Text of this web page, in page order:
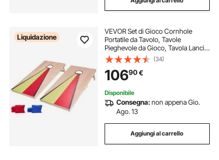
Liquidazione
VEVOR Set di Gioco Cornhole
Portatile da Tavolo, Tavole
Pieghevole da Gioco, Tavola Lancio
Portatile in Legno Massello, Gioco
Cornhole per Adulti, 8 Sacchetti di
Fagioli, 1255 x 600 x 302 mm
(34)
10690€
Disponibile
Consegna:non appena Gio.
Ago. 13
Aggiungi al carrello